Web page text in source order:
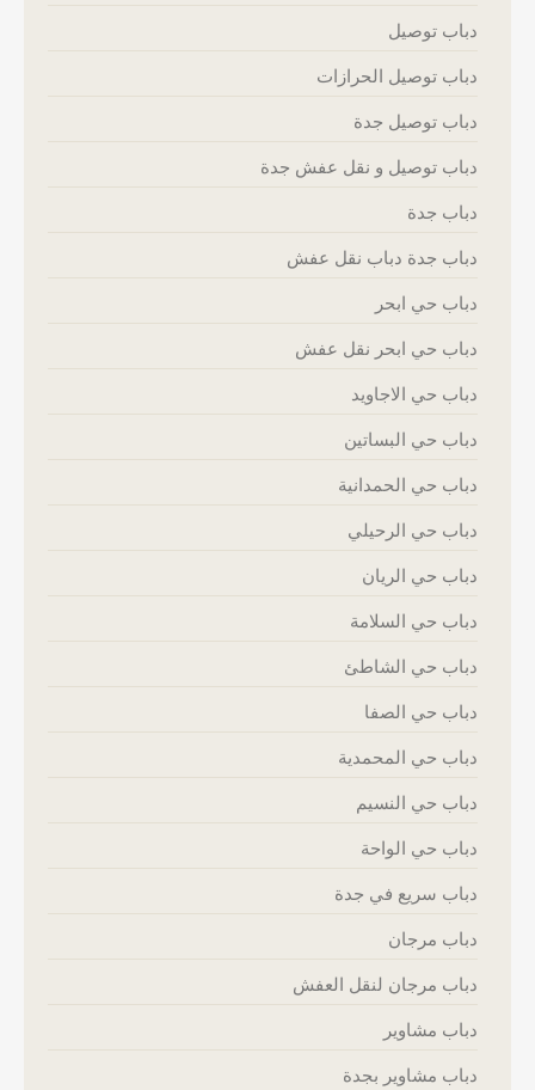
دباب توصيل
دباب توصيل الحرازات
دباب توصيل جدة
دباب توصيل و نقل عفش جدة
دباب جدة
دباب جدة دباب نقل عفش
دباب حي ابحر
دباب حي ابحر نقل عفش
دباب حي الاجاويد
دباب حي البساتين
دباب حي الحمدانية
دباب حي الرحيلي
دباب حي الريان
دباب حي السلامة
دباب حي الشاطئ
دباب حي الصفا
دباب حي المحمدية
دباب حي النسيم
دباب حي الواحة
دباب سريع في جدة
دباب مرجان
دباب مرجان لنقل العفش
دباب مشاوير
دباب مشاوير بجدة